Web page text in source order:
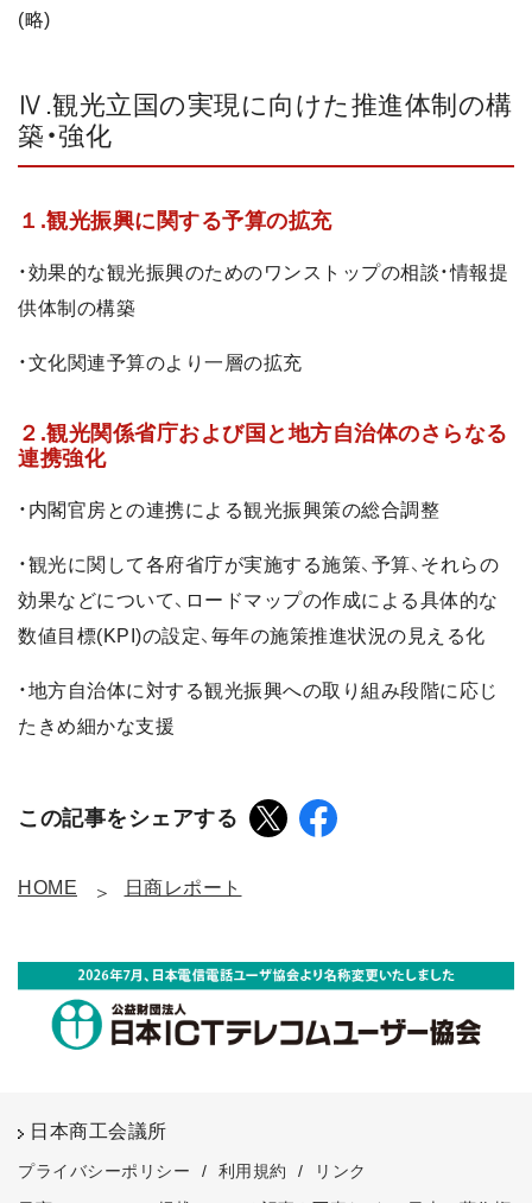
(略)
Ⅳ.観光立国の実現に向けた推進体制の構
築・強化
１.観光振興に関する予算の拡充
・効果的な観光振興のためのワンストップの相談・情報提
供体制の構築
・文化関連予算のより一層の拡充
２.観光関係省庁および国と地方自治体のさらなる
連携強化
・内閣官房との連携による観光振興策の総合調整
・観光に関して各府省庁が実施する施策、予算、それらの
効果などについて、ロードマップの作成による具体的な
数値目標(KPI)の設定、毎年の施策推進状況の見える化
・地方自治体に対する観光振興への取り組み段階に応じ
たきめ細かな支援
この記事をシェアする
HOME 日商レポート
日本商工会議所
プライバシーポリシー / 利用規約 /
リンク